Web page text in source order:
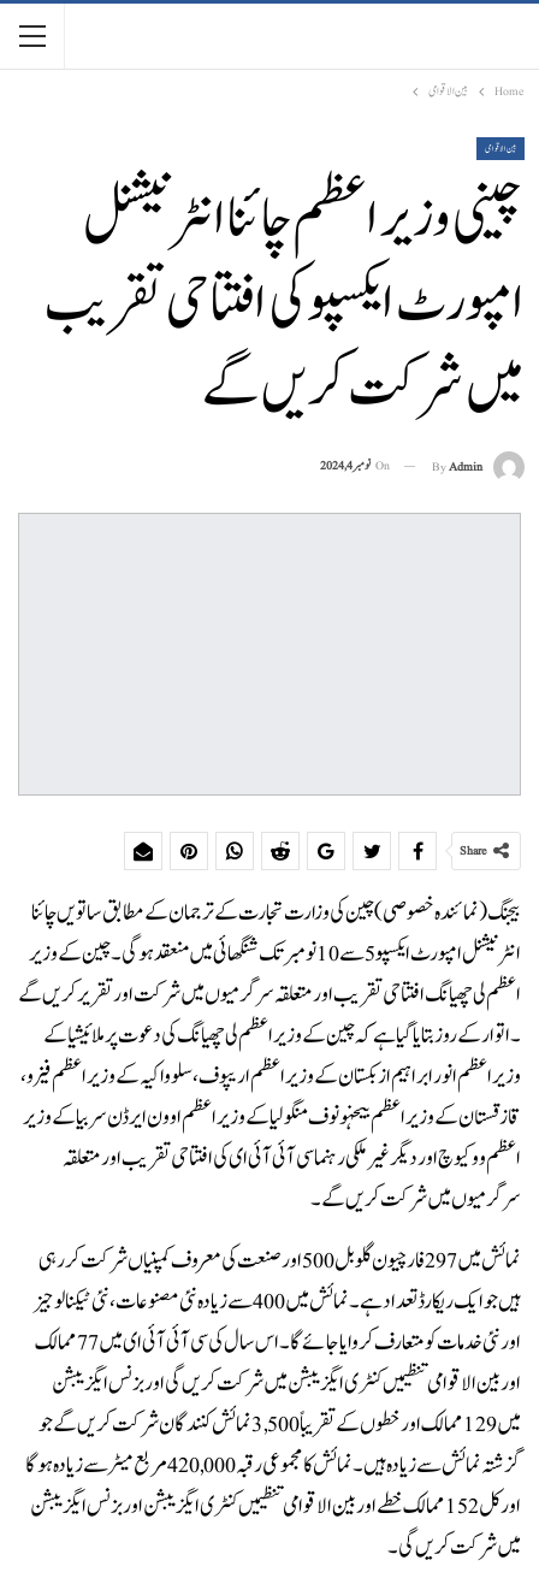
Home بین الاقوامی
بین الاقوامی
چینی وزیر اعظم چائنا انٹرنیشنل
امپورٹ ایکسپو کی افتتاحی تقریب
میں شرکت کریں گے
ByAdmin
On نومبر 4, 2024
Share
بیجنگ (نمائندہ خصوصی)چین کی وزارت تجارت کے ترجمان کے مطابق ساتویں چائنا
انٹرنیشنل امپورٹ ایکسپو 5 سے 10 نومبر تک شنگھائی میں منعقد ہوگی۔ چین کے وزیر
اعظم لی چھیانگ افتتاحی تقریب اور متعلقہ سرگرمیوں میں شرکت اور تقریر کریں گے
۔اتوار کے روز بتا یا گیا ہے کہ چین کے وزیر اعظم لی چھیانگ کی دعوت پر ملائیشیا کے
وزیر اعظم انور ابراہیم ازبکستان کے وزیر اعظم اریپوف، سلوواکیہ کے وزیر اعظم فیزو،
قازقستان کے وزیر اعظم بیخہونوف منگولیا کے وزیر اعظم اوون ایرڈن سربیا کے وزیر
اعظم ووکیوچ اور دیگر غیر ملکی رہنما سی آئی آئی ای کی افتتاحی تقریب اور متعلقہ
سرگرمیوں میں شرکت کریں گے۔
نمائش میں 297 فارچیون گلوبل 500 اور صنعت کی معروف کمپنیاں شرکت کر رہی
ہیں جو ایک ریکارڈ تعداد ہے ۔ نمائش میں 400 سے زیادہ نئی مصنوعات، نئی ٹیکنالوجیز
اور نئی خدمات کو متعارف کر وایا جائے گا ۔ اس سال کی سی آئی آئی ای میں 77 ممالک
اور بین الاقوامی تنظیمیں کنٹری ایگزیبشن میں شرکت کریں گی اور بزنس ایگزیبشن
میں 129 ممالک اور خطوں کے تقریباً 3,500 نمائش کنندگان شرکت کریں گے جو
گزشتہ نمائش سے زیادہ ہیں ۔ نمائش کا مجموعی رقبہ 420,000 مربع میٹر سے زیادہ ہو گا
اور کل 152 ممالک خطے اور بین الاقوامی تنظیمیں کنٹری ایگزیبشن اور بزنس ایگزیبشن
میں شرکت کریں گی۔